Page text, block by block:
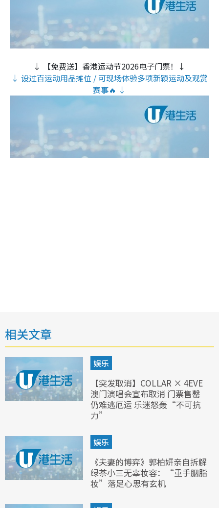
↓ 【免费送】香港运动节2026电子门票！↓
↓ 设过百运动用品摊位 / 可现场体验多项新颖运动及观赏
赛事🔥 ↓
相关文章
娱乐
【突发取消】COLLAR × 4EVE
澳门演唱会宣布取消 门票售罄
仍难逃厄运 乐迷怒轰“不可抗
力”
娱乐
《夫妻的博弈》郭柏妍亲自拆解
绿茶小三无辜妆容：“重手胭脂
妆”落足心思有玄机